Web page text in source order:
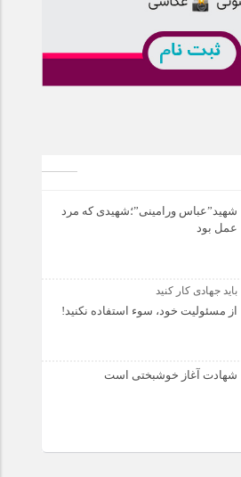
شهید”عباس ورامینی”؛شهیدی که مرد
عمل بود
باید جهادی کار کنید
از مسئولیت خود، سوء استفاده نکنید!
شهادت آغاز خوشبختی است